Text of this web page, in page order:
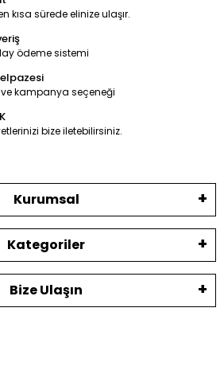
kısa sürede elinize ulaşır.
ödeme sistemi
kampanya seçeneği
bize iletebilirsiniz.
Kurumsal
Kategoriler
Bize Ulaşın